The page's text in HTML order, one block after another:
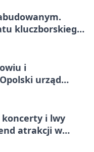
kluczborskiego
i
urząd
koncerty i lwy
atrakcji w